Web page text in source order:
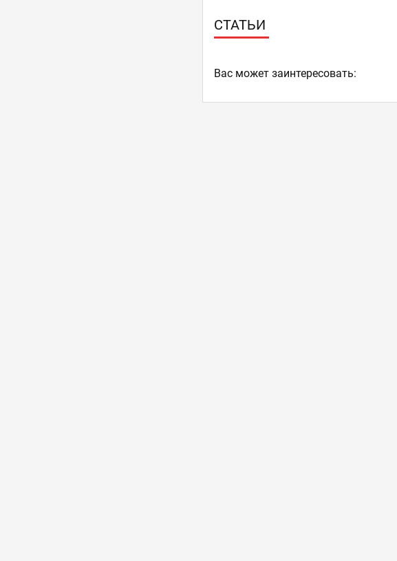
СТАТЬИ
Ваc может заинтересовать: